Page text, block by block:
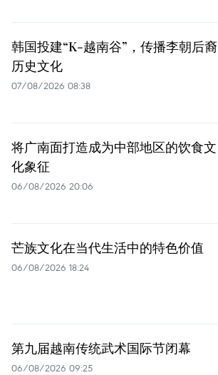
韩国投建“K-越南谷”，传播李朝后裔
历史文化
07/08/2026 08:38
将广南面打造成为中部地区的饮食文
化象征
06/08/2026 20:06
芒族文化在当代生活中的特色价值
06/08/2026 18:24
第九届越南传统武术国际节闭幕
06/08/2026 09:25